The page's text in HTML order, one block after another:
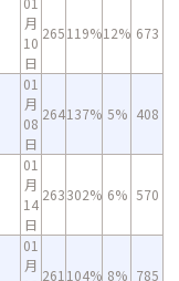
月
10
日
265119%12% 673
01
月
08
日
264137% 5% 408
01
月
14
日
263302% 6% 570
01
月
261 104% 8% 785